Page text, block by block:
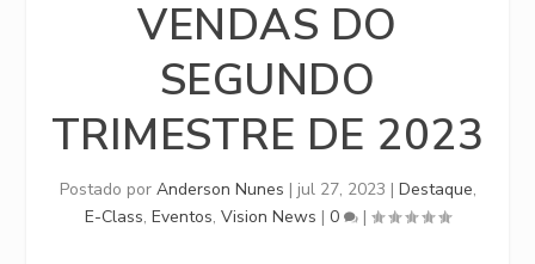
VENDAS DO
SEGUNDO
TRIMESTRE DE 2023
Postado por Anderson Nunes | jul 27, 2023 | Destaque,
E-Class, Eventos, Vision News | 0 |